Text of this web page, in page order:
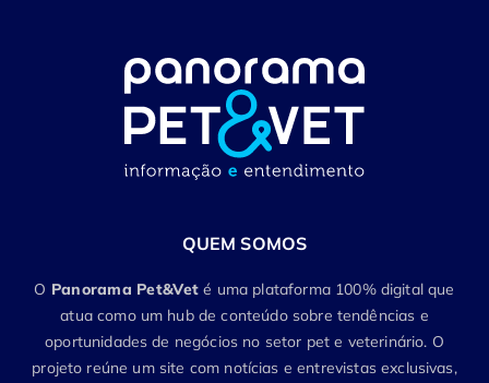
QUEM SOMOS
O Panorama Pet&Vet é uma plataforma 100% digital que
atua como um hub de conteúdo sobre tendências e
oportunidades de negócios no setor pet e veterinário. O
projeto reúne um site com notícias e entrevistas exclusivas,